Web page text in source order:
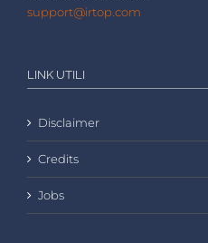
support@irtop.com
LINK UTILI
Disclaimer
Credits
Jobs